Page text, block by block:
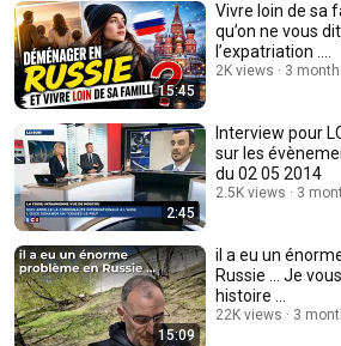
15:45
Vivre loin de sa
qu’on ne vous
l’expatriation ....
2K views 3
2:45
Interview pour
sur les
du 02 05 2014
2.5K views 3
15:09
il a eu un
Russie ... Je
histoire ...
22K views 3